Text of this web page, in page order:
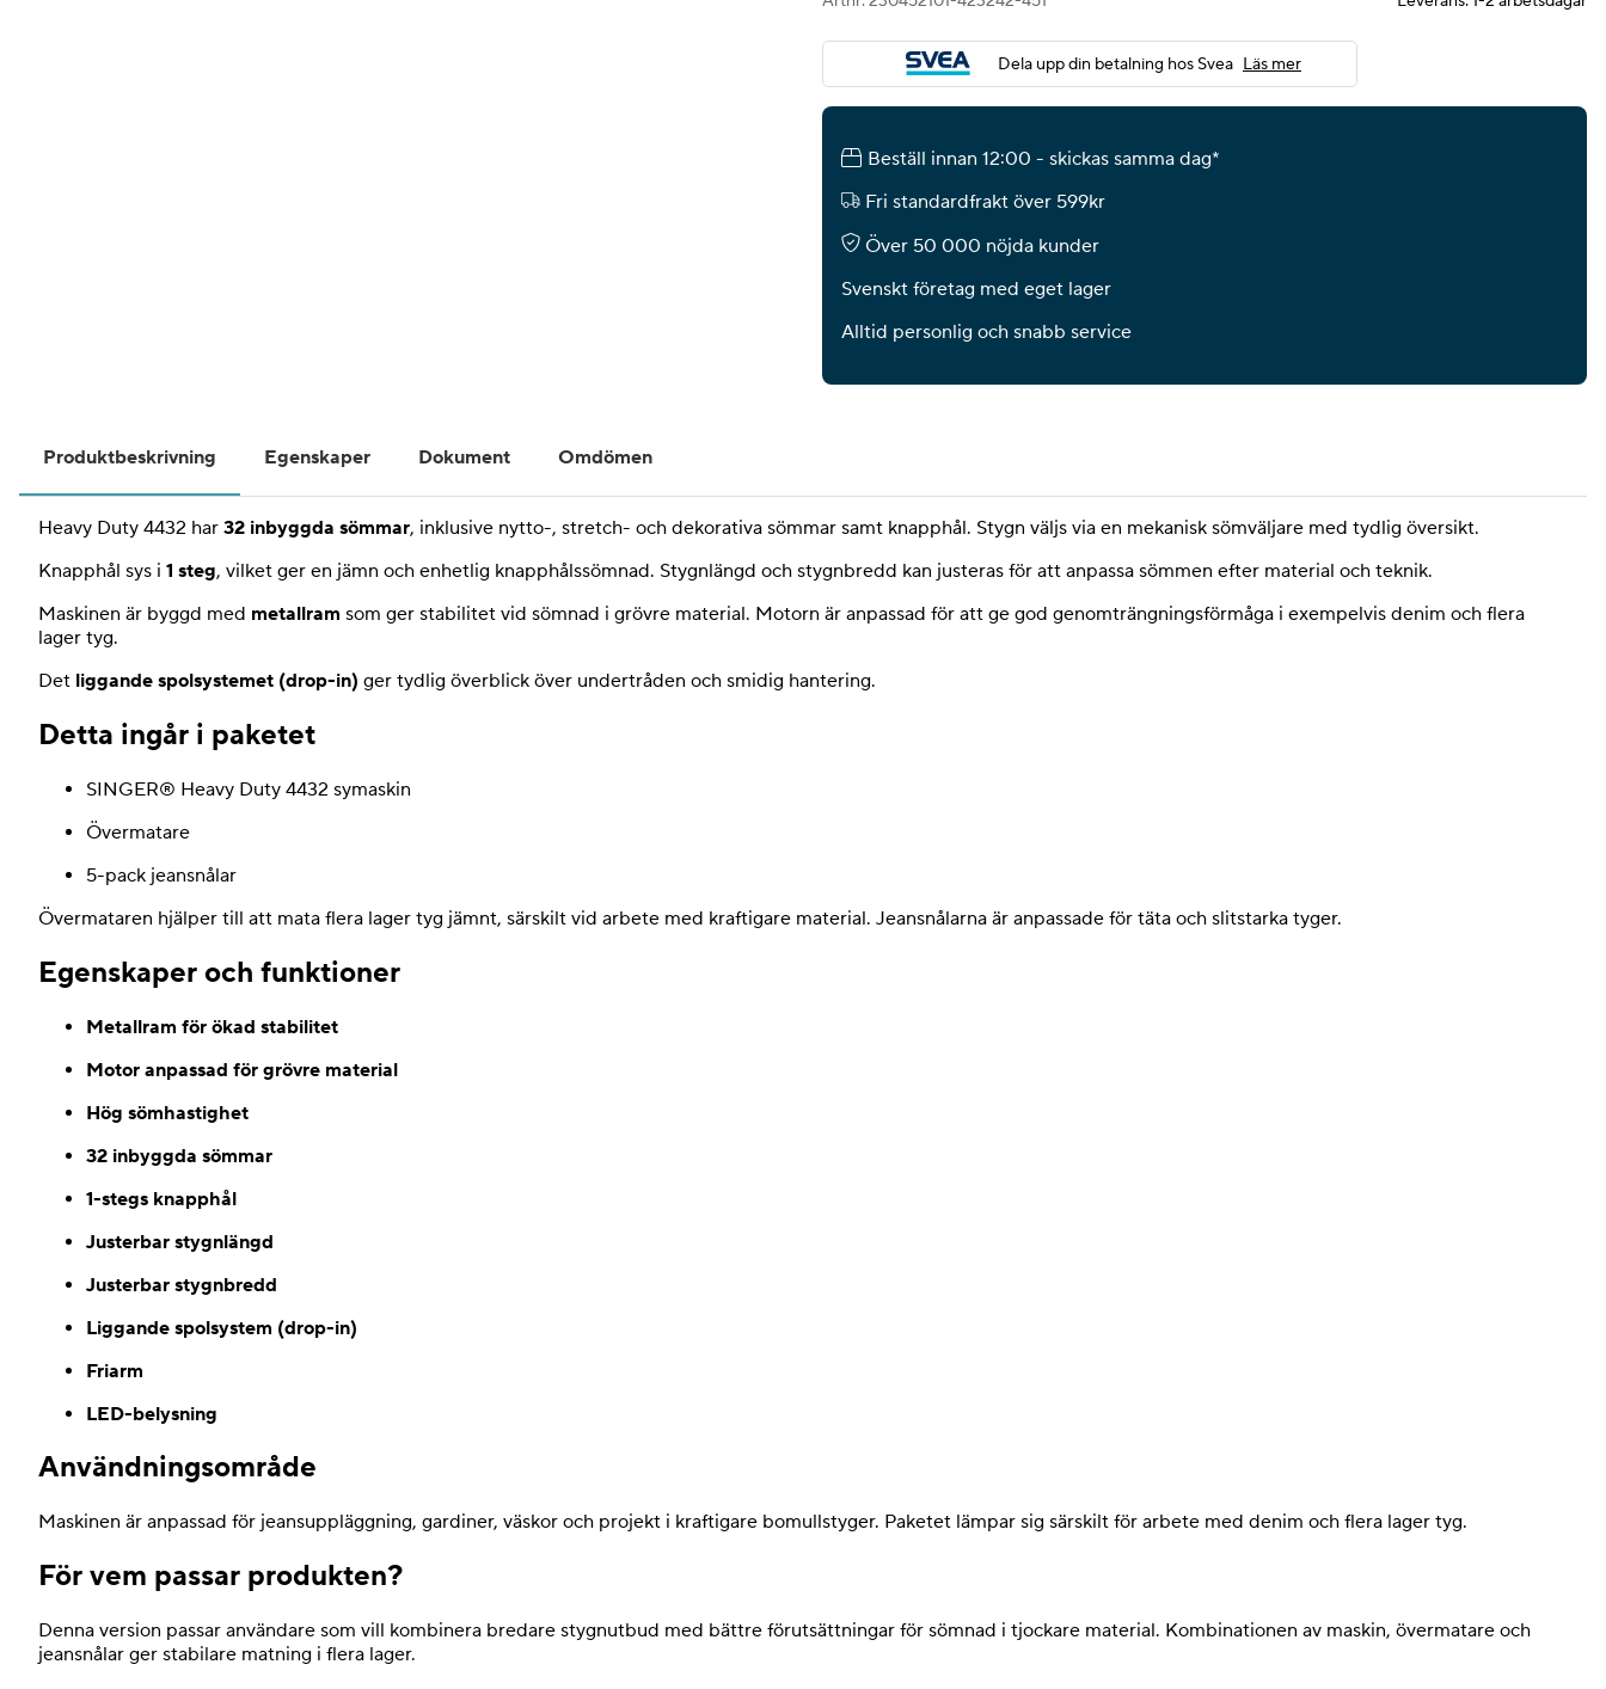
Dela upp din betalning hos Svea Läs mer
Beställ innan 12:00 - skickas samma dag*
Fri standardfrakt över 599kr
Över 50 000 nöjda kunder
Svenskt företag med eget lager
Alltid personlig och snabb service
Produktbeskrivning Egenskaper Dokument Omdömen
Heavy Duty 4432 har 32 inbyggda sömmar, inklusive nytto-, stretch- och dekorativa sömmar samt knapphål. Stygn väljs via en mekanisk sömväljare med tydlig översikt.
Knapphål sys i 1 steg, vilket ger en jämn och enhetlig knapphålssömnad. Stygnlängd och stygnbredd kan justeras för att anpassa sömmen efter material och teknik.
Maskinen är byggd med metallram som ger stabilitet vid sömnad i grövre material. Motorn är anpassad för att ge god genomträngningsförmåga i exempelvis denim och flera
lager tyg.
Det liggande spolsystemet (drop-in) ger tydlig överblick över undertråden och smidig hantering.
Detta ingår i paketet
SINGER® Heavy Duty 4432 symaskin
Övermatare
5-pack jeansnålar
Övermataren hjälper till att mata flera lager tyg jämnt, särskilt vid arbete med kraftigare material. Jeansnålarna är anpassade för täta och slitstarka tyger.
Egenskaper och funktioner
Metallram för ökad stabilitet
Motor anpassad för grövre material
Hög sömhastighet
32 inbyggda sömmar
1-stegs knapphål
Justerbar stygnlängd
Justerbar stygnbredd
Liggande spolsystem (drop-in)
Friarm
LED-belysning
Användningsområde
Maskinen är anpassad för jeansuppläggning, gardiner, väskor och projekt i kraftigare bomullstyger. Paketet lämpar sig särskilt för arbete med denim och flera lager tyg.
För vem passar produkten?
Denna version passar användare som vill kombinera bredare stygnutbud med bättre förutsättningar för sömnad i tjockare material. Kombinationen av maskin, övermatare och
jeansnålar ger stabilare matning i flera lager.